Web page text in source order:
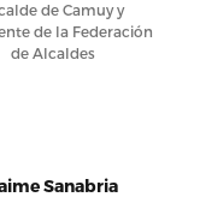
de Camuy y
de la Federación
de Alcaldes
Sanabria